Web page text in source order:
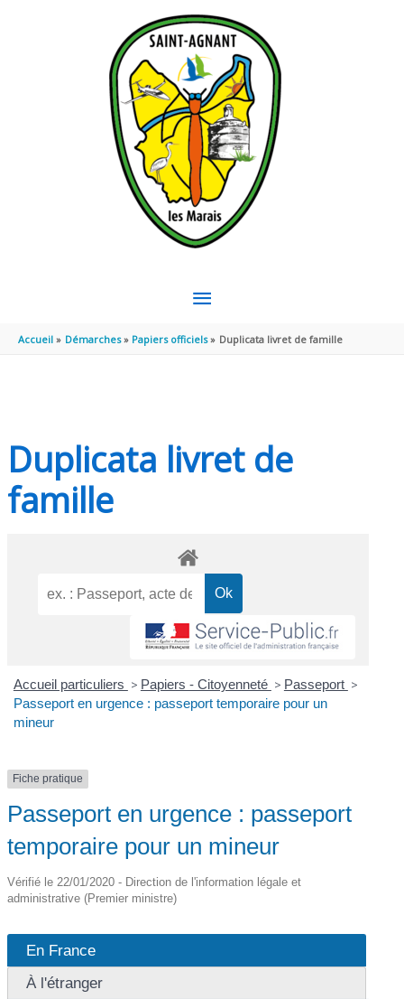
MENU
PRINCIPAL
Accueil Démarches Papiers officiels Duplicata livret de famille
Duplicata livret de
famille
Accueil particuliers > Papiers - Citoyenneté > Passeport >
Passeport en urgence : passeport temporaire pour un
mineur
Fiche pratique
Passeport en urgence : passeport
temporaire pour un mineur
Vérifié le 22/01/2020 - Direction de l'information légale et
administrative (Premier ministre)
En France
À l'étranger